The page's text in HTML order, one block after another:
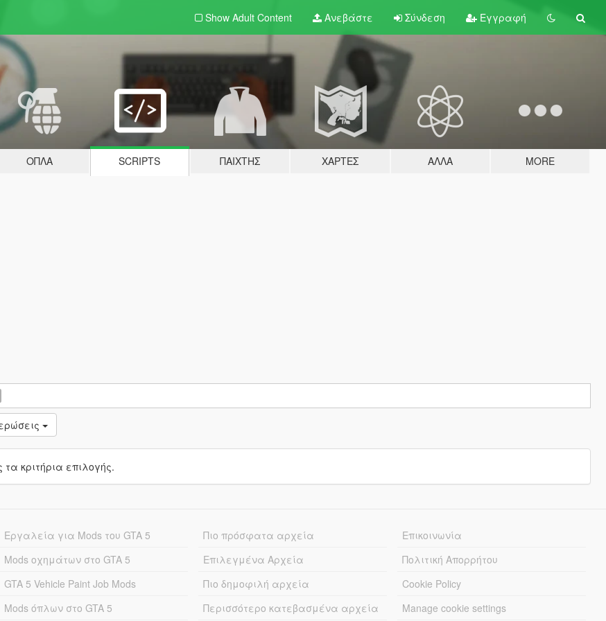
Show Adult Content Ανεβάστε Σύνδεση Εγγραφή
ΌΠΛΑ SCRIPTS ΠΑΊΧΤΗΣ ΧΆΡΤΕΣ ΆΛΛΑ MORE
κριτήρια επιλογής.
Εργαλεία για Mods του GTA 5
Mods οχημάτων στο GTA 5
GTA 5 Vehicle Paint Job Mods
Mods όπλων στο GTA 5
Πιο πρόσφατα αρχεία
Επιλεγμένα Αρχεία
Πιο δημοφιλή αρχεία
Περισσότερο κατεβασμένα αρχεία
Επικοινωνία
Πολιτική Απορρήτου
Cookie Policy
Manage cookie settings